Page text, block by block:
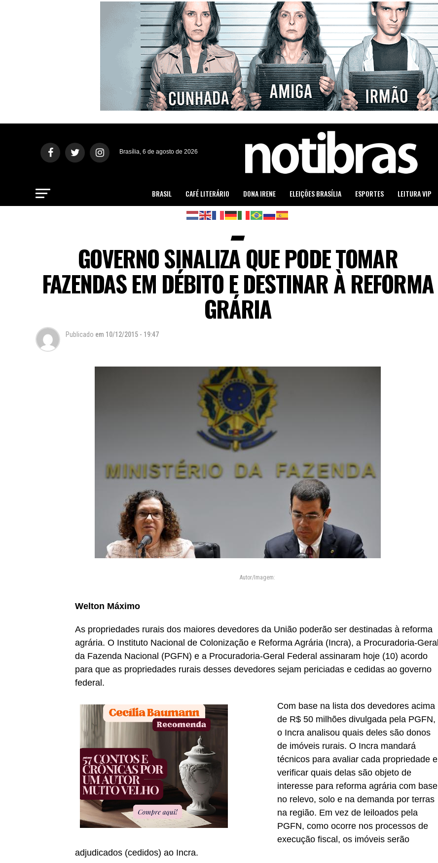
Brasília, 6 de agosto de 2026
BRASIL CAFÉ LITERÁRIO DONA IRENE ELEIÇÕES BRASÍLIA ESPORTES LEITURA VIP
GOVERNO SINALIZA QUE PODE TOMAR
FAZENDAS EM DÉBITO E DESTINAR À REFORMA
GRÁRIA
Publicado em 10/12/2015 - 19:47
Autor/Imagem:
Welton Máximo
As propriedades rurais dos maiores devedores da União poderão ser destinadas à reforma
agrária. O Instituto Nacional de Colonização e Reforma Agrária (Incra), a Procuradoria-Geral
da Fazenda Nacional (PGFN) e a Procuradoria-Geral Federal assinaram hoje (10) acordo
para que as propriedades rurais desses devedores sejam periciadas e cedidas ao governo
federal.
Com base na lista dos devedores acima
de R$ 50 milhões divulgada pela PGFN,
o Incra analisou quais deles são donos
de imóveis rurais. O Incra mandará
técnicos para avaliar cada propriedade e
verificar quais delas são objeto de
interesse para reforma agrária com base
no relevo, solo e na demanda por terras
na região. Em vez de leiloados pela
PGFN, como ocorre nos processos de
execução fiscal, os imóveis serão
adjudicados (cedidos) ao Incra.